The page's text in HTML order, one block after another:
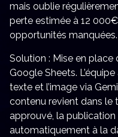
mais oublie
perte estimée à 12
opportunités manquées.
Solution : Mise en place
Google Sheets.
texte et l’image via
contenu revient dans le
approuvé, la
automatiquement à la